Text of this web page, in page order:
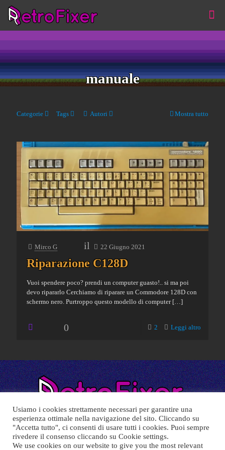
manuale
Categorie Tags Autori Mostra tutto
Mirco G il 22 Giugno 2021
Riparazione C128D
Vuoi spendere poco? prendi un computer guasto!.. si ma poi
devo ripararlo Cerchiamo di riparare un Commodore 128D con
schermo nero. Purtroppo questo modello di computer[…]
0 2 Leggi altro
Usiamo i cookies strettamente necessari per garantire una
esperienza ottimale nella navigazione del sito. Cliccando su
"Accetta tutto", ci consenti di usare tutti i cookies. Puoi sempre
rivedere il consenso cliccando su Cookie settings.
We use cookies on our website to give you the most relevant